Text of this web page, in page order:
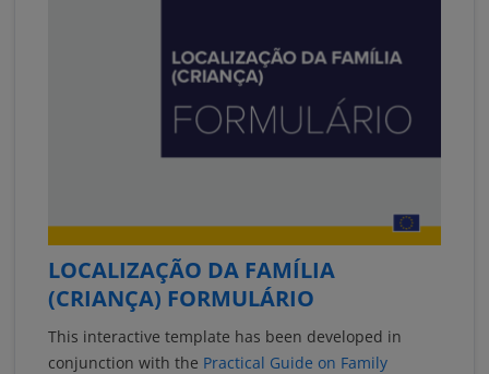
LOCALIZAÇÃO DA FAMÍLIA
(CRIANÇA) FORMULÁRIO
This interactive template has been developed in
conjunction with the Practical Guide on Family